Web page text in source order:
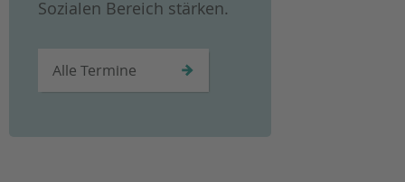
Sozialen Bereich stärken.
Alle Termine